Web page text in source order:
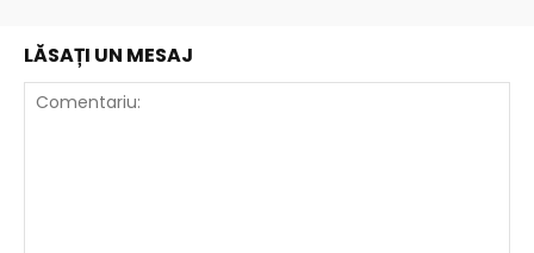
LĂSAȚI UN MESAJ